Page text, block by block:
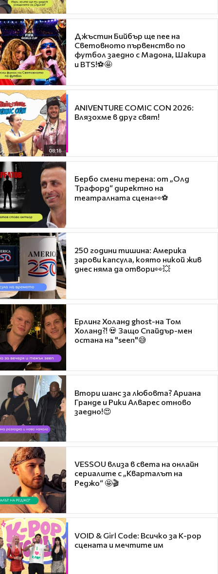
Джъстин Бийбър ще пее на
Световното първенство по
футбол заедно с Мадона, Шакира
и BTS!⚽🤩
08:16
ANIVENTURE COMIC CON 2026:
Влязохме в друг свят!
Бербо смени терена: от „Олд
Трафорд“ директно на
театралната сцена👀⚽
250 години тишина: Америка
зарови капсула, която никой жив
днес няма да отвори👀💥
Ерлинг Холанд ghost-на Том
Холанд?! 💀 Защо Спайдър-мен
остана на "seen"😅
Втори шанс за любовта? Ариана
Гранде и Рики Алварес отново
заедно!😍
VESSOU влиза в света на онлайн
сериалите с „Кварталът на
Реджо“ 🤩🎬
VOID & Girl Code: Всичко за K-pop
сцената и мечтите им